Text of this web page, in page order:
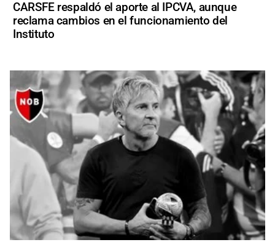
CARSFE respaldó el aporte al IPCVA, aunque
reclama cambios en el funcionamiento del
Instituto